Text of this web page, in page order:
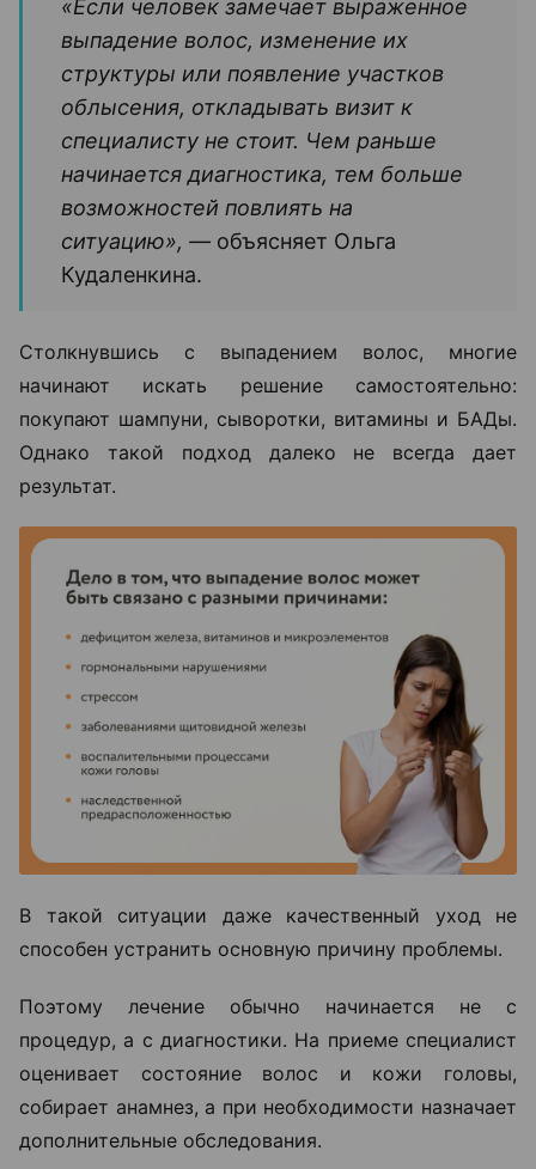
«Если человек замечает выраженное
выпадение волос, изменение их
структуры или появление участков
облысения, откладывать визит к
специалисту не стоит. Чем раньше
начинается диагностика, тем больше
возможностей повлиять на
ситуацию», — объясняет Ольга
Кудаленкина.
Столкнувшись с выпадением волос, многие
начинают искать решение самостоятельно:
покупают шампуни, сыворотки, витамины и БАДы.
Однако такой подход далеко не всегда дает
результат.
В такой ситуации даже качественный уход не
способен устранить основную причину проблемы.
Поэтому лечение обычно начинается не с
процедур, а с диагностики. На приеме специалист
оценивает состояние волос и кожи головы,
собирает анамнез, а при необходимости назначает
дополнительные обследования.